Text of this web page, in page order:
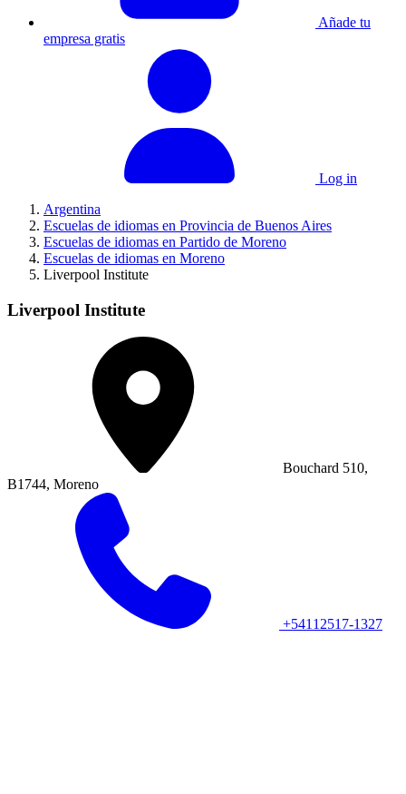
Añade tu
empresa gratis
Log in
Argentina
Escuelas de idiomas en Provincia de Buenos Aires
Escuelas de idiomas en Partido de Moreno
Escuelas de idiomas en Moreno
Liverpool Institute
Liverpool Institute
Bouchard 510,
B1744, Moreno
+54112517-1327